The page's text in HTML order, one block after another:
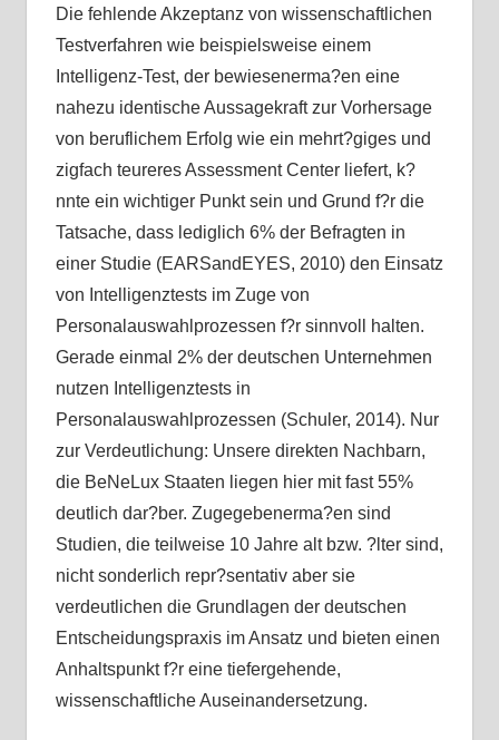
Die fehlende Akzeptanz von wissenschaftlichen
Testverfahren wie beispielsweise einem
Intelligenz-Test, der bewiesenerma?en eine
nahezu identische Aussagekraft zur Vorhersage
von beruflichem Erfolg wie ein mehrt?giges und
zigfach teureres Assessment Center liefert, k?
nnte ein wichtiger Punkt sein und Grund f?r die
Tatsache, dass lediglich 6% der Befragten in
einer Studie (EARSandEYES, 2010) den Einsatz
von Intelligenztests im Zuge von
Personalauswahlprozessen f?r sinnvoll halten.
Gerade einmal 2% der deutschen Unternehmen
nutzen Intelligenztests in
Personalauswahlprozessen (Schuler, 2014). Nur
zur Verdeutlichung: Unsere direkten Nachbarn,
die BeNeLux Staaten liegen hier mit fast 55%
deutlich dar?ber. Zugegebenerma?en sind
Studien, die teilweise 10 Jahre alt bzw. ?lter sind,
nicht sonderlich repr?sentativ aber sie
verdeutlichen die Grundlagen der deutschen
Entscheidungspraxis im Ansatz und bieten einen
Anhaltspunkt f?r eine tiefergehende,
wissenschaftliche Auseinandersetzung.